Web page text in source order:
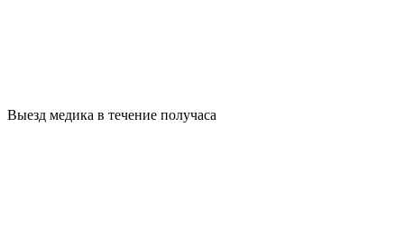
Выезд медика в течение получаса